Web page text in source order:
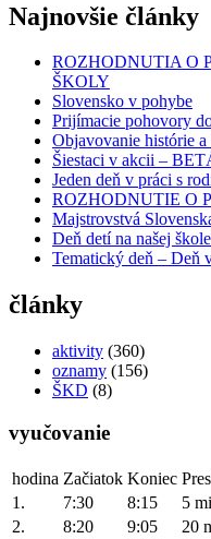
Najnovšie články
ROZHODNUTIA O
ŠKOLY
Slovensko v pohybe
Prijímacie pohovory
Objavovanie histórie
Šiestaci v akcii –
Jeden deň v práci s
ROZHODNUTIE O
Majstrovstvá
Deň detí na našej škole
Tematický deň – Deň
články
aktivity (360)
oznamy (156)
ŠKD (8)
vyučovanie
hodina Začiatok Koniec
1.
7:30 8:15
5
2.
8:20 9:05
20